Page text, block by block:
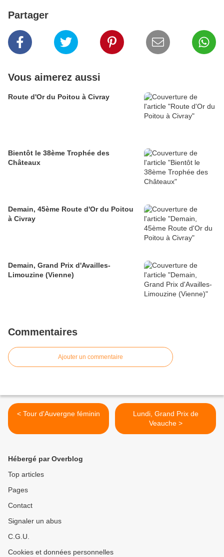
Partager
Vous aimerez aussi
Route d'Or du Poitou à Civray
Bientôt le 38ème Trophée des
Châteaux
Demain, 45ème Route d'Or du Poitou
à Civray
Demain, Grand Prix d'Availles-
Limouzine (Vienne)
Commentaires
Ajouter un commentaire
< Tour d'Auvergne féminin
Lundi, Grand Prix de
Veauche >
Hébergé par Overblog
Top articles
Pages
Contact
Signaler un abus
C.G.U.
Cookies et données personnelles